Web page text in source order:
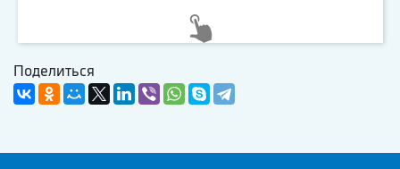
Поделиться